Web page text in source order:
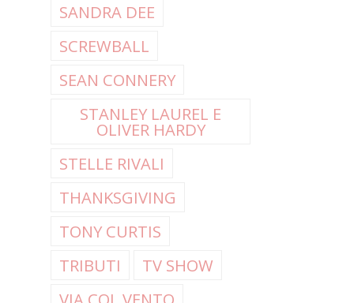
SANDRA DEE
SCREWBALL
SEAN CONNERY
STANLEY LAUREL E
OLIVER HARDY
STELLE RIVALI
THANKSGIVING
TONY CURTIS
TRIBUTI
TV SHOW